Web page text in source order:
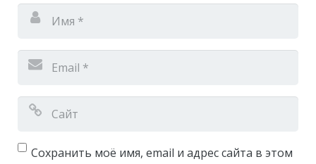
Сохранить моё имя, email и адрес сайта в этом